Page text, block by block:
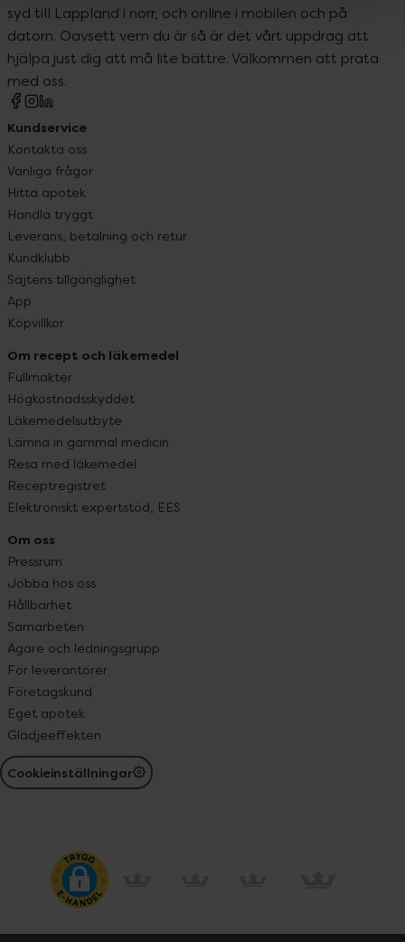
syd till Lappland i norr, och online i mobilen och på
datorn. Oavsett vem du är så är det vårt uppdrag att
hjälpa just dig att må lite bättre. Välkommen att prata
med oss.
Kundservice
Kontakta oss
Vanliga frågor
Hitta apotek
Handla tryggt
Leverans, betalning och retur
Kundklubb
Sajtens tillgänglighet
App
Köpvillkor
Om recept och läkemedel
Fullmakter
Högkostnadsskyddet
Läkemedelsutbyte
Lämna in gammal medicin
Resa med läkemedel
Receptregistret
Elektroniskt expertstöd, EES
Om oss
Pressrum
Jobba hos oss
Hållbarhet
Samarbeten
Ägare och ledningsgrupp
För leverantörer
Företagskund
Eget apotek
Glädjeeffekten
Cookieinställningar